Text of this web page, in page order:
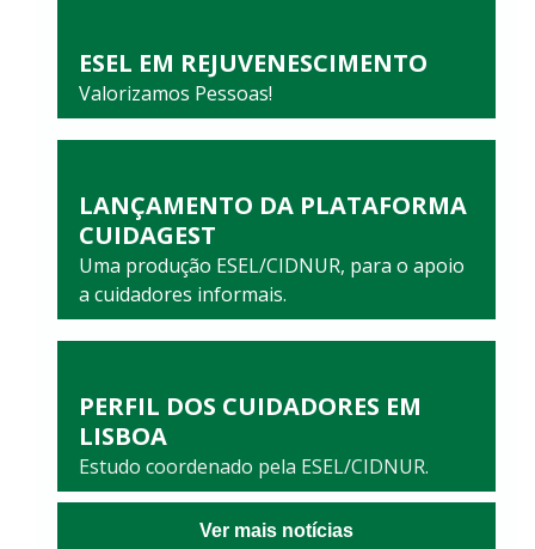
ESEL EM REJUVENESCIMENTO
Valorizamos Pessoas!
LANÇAMENTO DA PLATAFORMA
CUIDAGEST
Uma produção ESEL/CIDNUR, para o apoio
a cuidadores informais.
PERFIL DOS CUIDADORES EM
LISBOA
Estudo coordenado pela ESEL/CIDNUR.
Ver mais notícias